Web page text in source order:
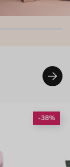
-38%